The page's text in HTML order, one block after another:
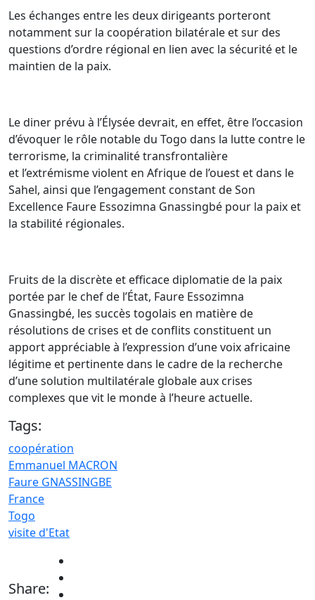
Les échanges entre les deux dirigeants porteront
notamment sur la coopération bilatérale et sur des
questions d’ordre régional en lien avec la sécurité et le
maintien de la paix.
Le diner prévu à l’Élysée devrait, en effet, être l’occasion
d’évoquer le rôle notable du Togo dans la lutte contre le
terrorisme, la criminalité transfrontalière
et l’extrémisme violent en Afrique de l’ouest et dans le
Sahel, ainsi que l’engagement constant de Son
Excellence Faure Essozimna Gnassingbé pour la paix et
la stabilité régionales.
Fruits de la discrète et efficace diplomatie de la paix
portée par le chef de l’État, Faure Essozimna
Gnassingbé, les succès togolais en matière de
résolutions de crises et de conflits constituent un
apport appréciable à l’expression d’une voix africaine
légitime et pertinente dans le cadre de la recherche
d’une solution multilatérale globale aux crises
complexes que vit le monde à l’heure actuelle.
Tags:
coopération
Emmanuel MACRON
Faure GNASSINGBE
France
Togo
visite d'Etat
Share: